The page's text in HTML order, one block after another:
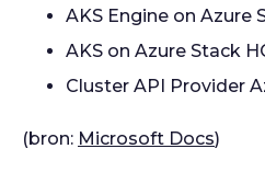
AKS Engine on Azure
AKS on Azure Stack
Cluster API Provider
(bron: Microsoft Docs)